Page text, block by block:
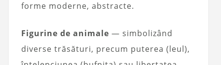
forme moderne, abstracte.
Figurine de animale — simbolizând
diverse trăsături, precum puterea (leul),